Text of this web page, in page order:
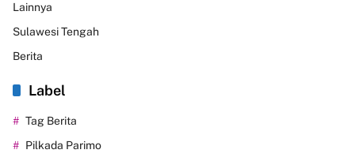
Lainnya
Sulawesi Tengah
Berita
Label
Tag Berita
Pilkada Parimo